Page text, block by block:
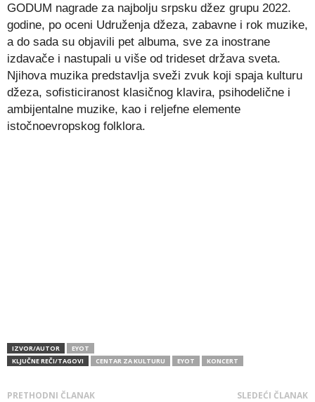
GODUM nagrade za najbolju srpsku džez grupu 2022.
godine, po oceni Udruženja džeza, zabavne i rok muzike,
a do sada su objavili pet albuma, sve za inostrane
izdavače i nastupali u više od trideset država sveta.
Njihova muzika predstavlja sveži zvuk koji spaja kulturu
džeza, sofisticiranost klasičnog klavira, psihodelične i
ambijentalne muzike, kao i reljefne elemente
istočnoevropskog folklora.
IZVOR/AUTOR
EYOT
KLJUČNE REČI/TAGOVI
CENTAR ZA KULTURU EYOT KONCERT
PRETHODNI ČLANAK SLEDEĆI ČLANAK